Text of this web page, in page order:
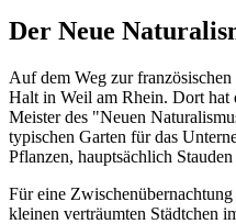
Der Neue
Auf dem Weg zur
Halt in Weil am Rhein. Dort hat
Meister des "Neuen
typischen Garten für das
Pflanzen, hauptsächlich
Für eine
kleinen verträumten Städtchen